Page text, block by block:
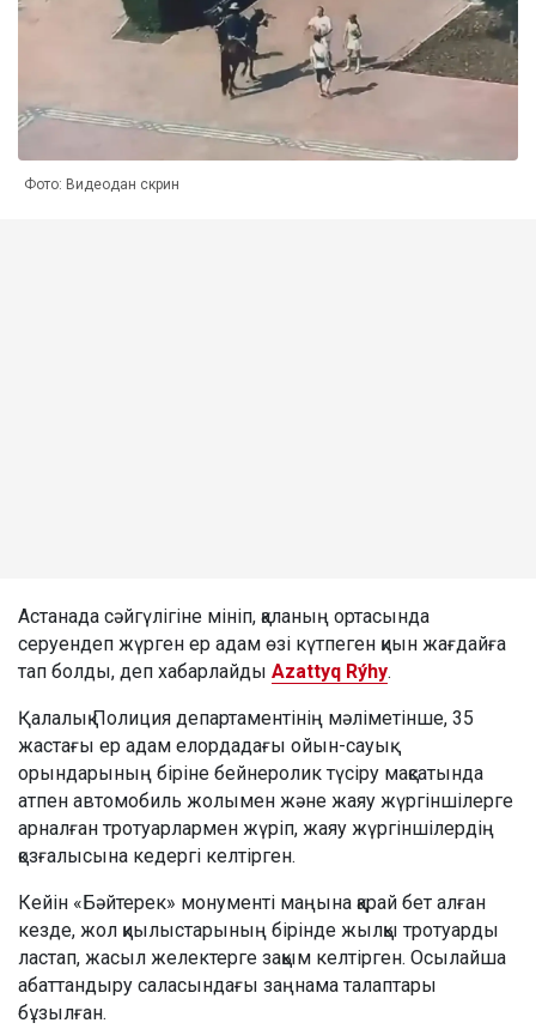
Фото: Видеодан скрин
Астанада сәйгүлігіне мініп, қаланың ортасында
серуендеп жүрген ер адам өзі күтпеген қиын жағдайға
тап болды, деп хабарлайды Azattyq Rýhy.
Қалалық Полиция департаментінің мәліметінше, 35
жастағы ер адам елордадағы ойын-сауық
орындарының біріне бейнеролик түсіру мақсатында
атпен автомобиль жолымен және жаяу жүргіншілерге
арналған тротуарлармен жүріп, жаяу жүргіншілердің
қозғалысына кедергі келтірген.
Кейін «Бәйтерек» монументі маңына қарай бет алған
кезде, жол қиылыстарының бірінде жылқы тротуарды
ластап, жасыл желектерге зақым келтірген. Осылайша
абаттандыру саласындағы заңнама талаптары
бұзылған.